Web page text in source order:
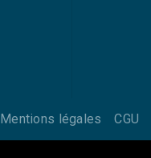
Mentions légales CGU